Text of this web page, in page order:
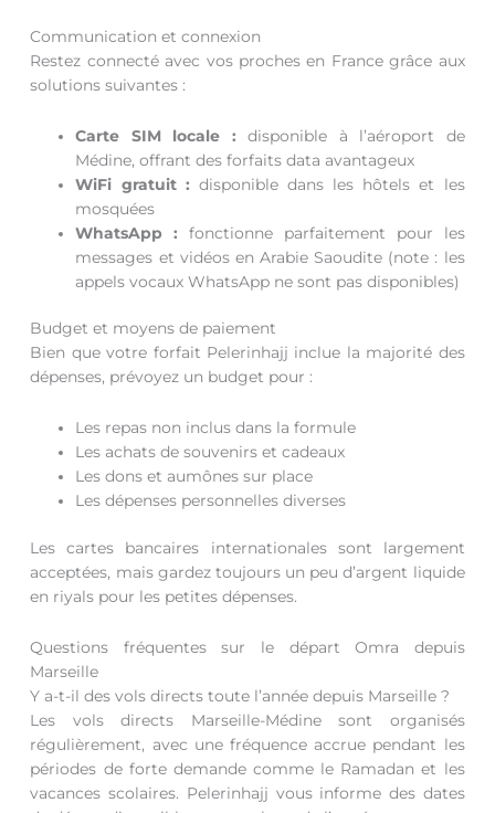
Communication et connexion
Restez connecté avec vos proches en France grâce aux
solutions suivantes :
Carte SIM locale : disponible à l’aéroport de
Médine, offrant des forfaits data avantageux
WiFi gratuit : disponible dans les hôtels et les
mosquées
WhatsApp : fonctionne parfaitement pour les
messages et vidéos en Arabie Saoudite (note : les
appels vocaux WhatsApp ne sont pas disponibles)
Budget et moyens de paiement
Bien que votre forfait Pelerinhajj inclue la majorité des
dépenses, prévoyez un budget pour :
Les repas non inclus dans la formule
Les achats de souvenirs et cadeaux
Les dons et aumônes sur place
Les dépenses personnelles diverses
Les cartes bancaires internationales sont largement
acceptées, mais gardez toujours un peu d’argent liquide
en riyals pour les petites dépenses.
Questions fréquentes sur le départ Omra depuis
Marseille
Y a-t-il des vols directs toute l’année depuis Marseille ?
Les vols directs Marseille-Médine sont organisés
régulièrement, avec une fréquence accrue pendant les
périodes de forte demande comme le Ramadan et les
vacances scolaires. Pelerinhajj vous informe des dates